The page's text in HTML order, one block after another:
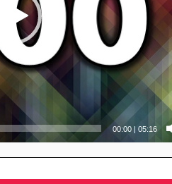
00:00 | 05:16